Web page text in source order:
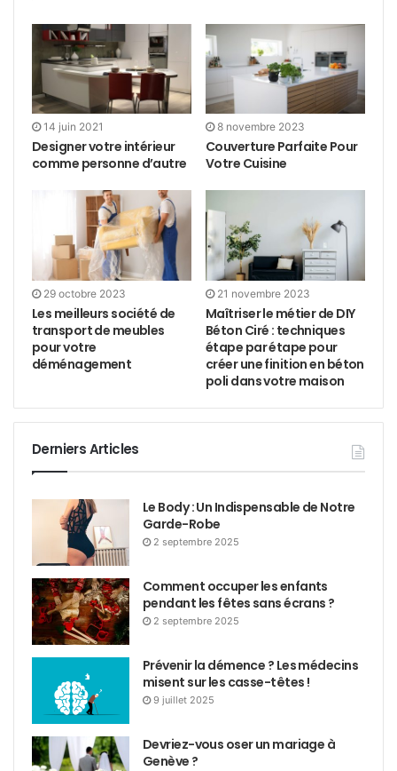
14 juin 2021
Designer votre intérieur
comme personne d’autre
8 novembre 2023
Couverture Parfaite Pour
Votre Cuisine
29 octobre 2023
Les meilleurs société de
transport de meubles
pour votre
déménagement
21 novembre 2023
Maîtriser le métier de DIY
Béton Ciré : techniques
étape par étape pour
créer une finition en béton
poli dans votre maison
Derniers Articles
Le Body : Un Indispensable de Notre
Garde-Robe
2 septembre 2025
Comment occuper les enfants
pendant les fêtes sans écrans ?
2 septembre 2025
Prévenir la démence ? Les médecins
misent sur les casse-têtes !
9 juillet 2025
Devriez-vous oser un mariage à
Genève ?